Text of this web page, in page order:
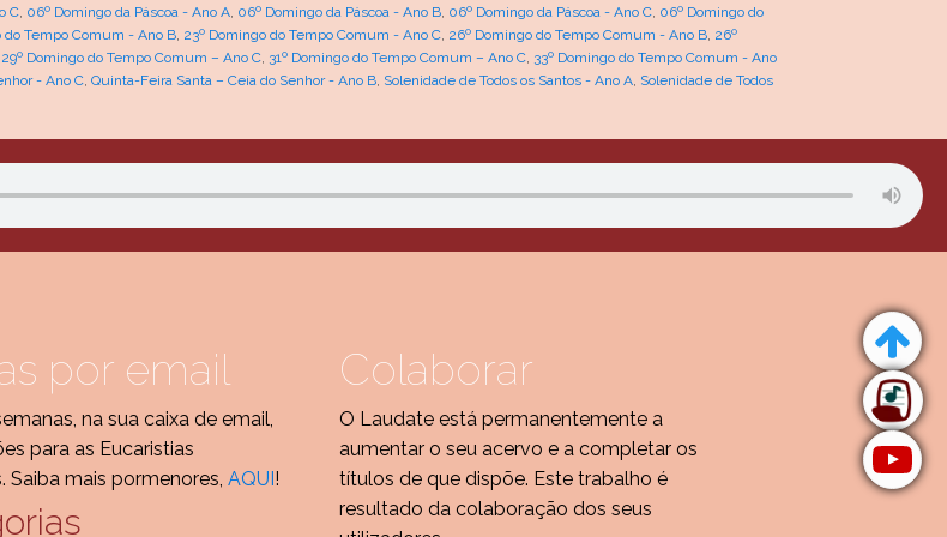
C, 06º Domingo da Páscoa - Ano A, 06º Domingo da Páscoa - Ano B, 06º Domingo da Páscoa - Ano C, 06º Domingo do
do Tempo Comum - Ano B, 23º Domingo do Tempo Comum - Ano C, 26º Domingo do Tempo Comum - Ano B, 26º
29º Domingo do Tempo Comum – Ano C, 31º Domingo do Tempo Comum – Ano C, 33º Domingo do Tempo Comum - Ano
- Ano C, Quinta-Feira Santa – Ceia do Senhor - Ano B, Solenidade de Todos os Santos - Ano A, Solenidade de Todos
por email
na sua caixa de email,
para as Eucaristias
Saiba mais pormenores, AQUI !
Colaborar
O Laudate está permanentemente a
aumentar o seu acervo e a completar os
títulos de que dispõe. Este trabalho é
resultado da colaboração dos seus